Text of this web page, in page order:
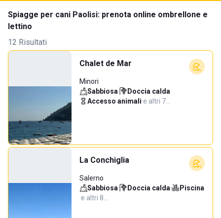
Spiagge per cani Paolisi: prenota online ombrellone e
lettino
12 Risultati
Chalet de Mar
Minori
Sabbiosa· Doccia calda·
Accesso animali·e altri 7…
La Conchiglia
Salerno
Sabbiosa· Doccia calda·
Piscina
·e altri 8…